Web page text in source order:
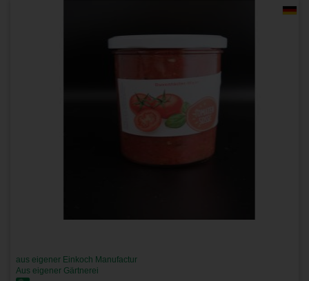
aus eigener Einkoch Manufactur
Aus eigener Gärtnerei